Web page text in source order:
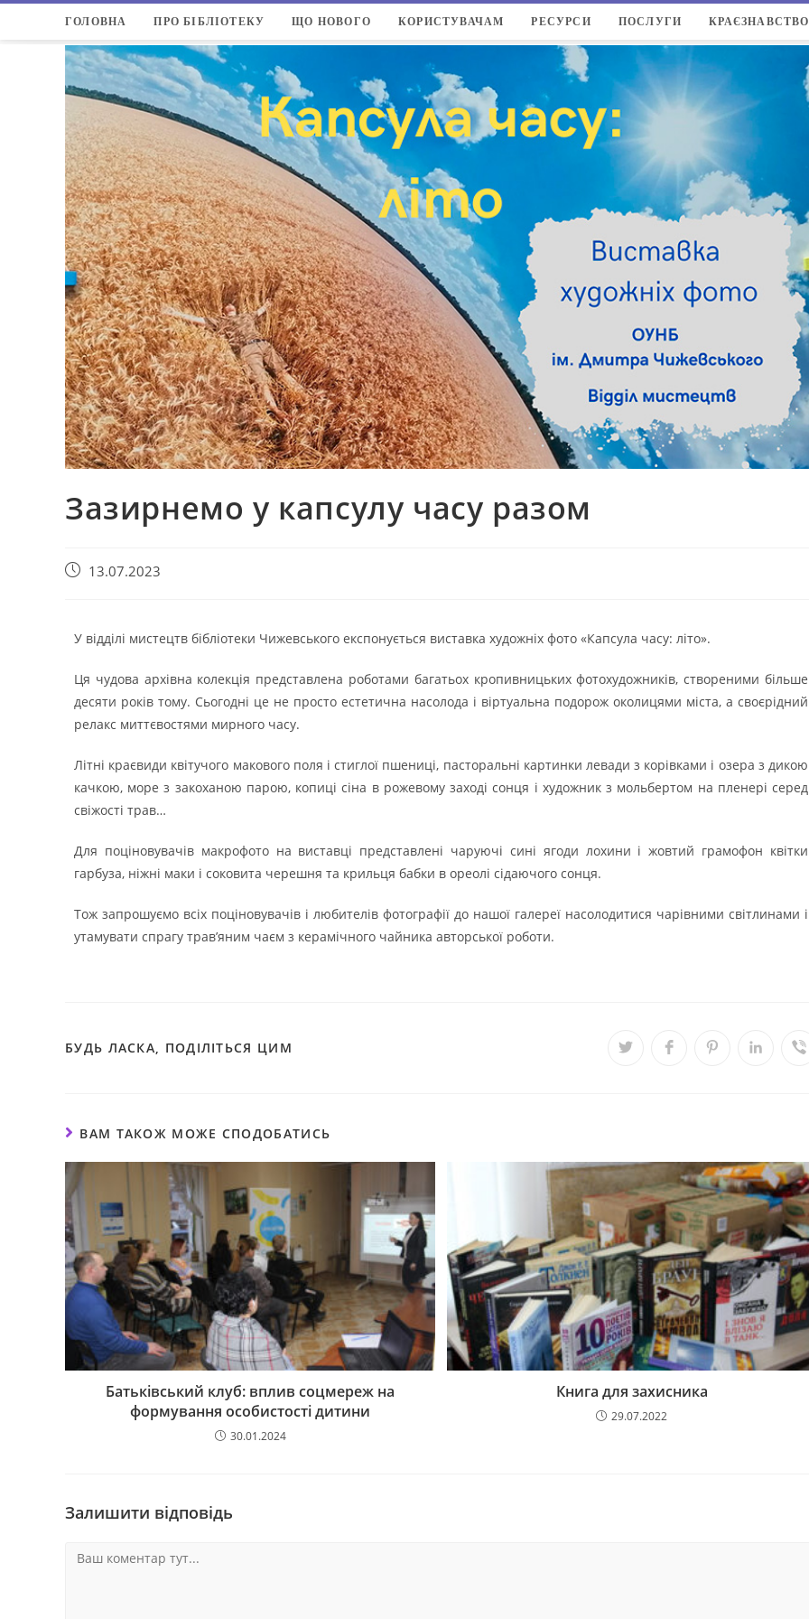
ГОЛОВНА ПРО БІБЛІОТЕКУ ЩО НОВОГО КОРИСТУВАЧАМ РЕСУРСИ ПОСЛУГИ КРАЄЗНАВСТВО
Зазирнемо у капсулу часу разом
13.07.2023
У відділі мистецтв бібліотеки Чижевського експонується виставка художніх фото «Капсула часу: літо».
Ця чудова архівна колекція представлена роботами багатьох кропивницьких фотохудожників, створеними більше
десяти років тому. Сьогодні це не просто естетична насолода і віртуальна подорож околицями міста, а своєрідний
релакс миттєвостями мирного часу.
Літні краєвиди квітучого макового поля і стиглої пшениці, пасторальні картинки левади з корівками і озера з дикою
качкою, море з закоханою парою, копиці сіна в рожевому заході сонця і художник з мольбертом на пленері серед
свіжості трав…
Для поціновувачів макрофото на виставці представлені чаруючі сині ягоди лохини і жовтий грамофон квітки
гарбуза, ніжні маки і соковита черешня та крильця бабки в ореолі сідаючого сонця.
Тож запрошуємо всіх поціновувачів і любителів фотографії до нашої галереї насолодитися чарівними світлинами і
утамувати спрагу трав’яним чаєм з керамічного чайника авторської роботи.
БУДЬ ЛАСКА, ПОДІЛІТЬСЯ ЦИМ
ВАМ ТАКОЖ МОЖЕ СПОДОБАТИСЬ
Батьківський клуб: вплив соцмереж на
формування особистості дитини
30.01.2024
Книга для захисника
29.07.2022
Залишити відповідь